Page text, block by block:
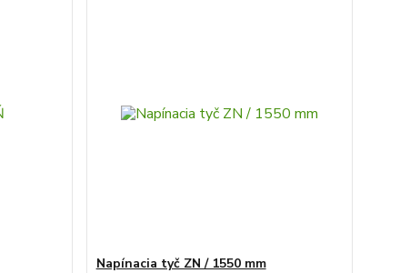
Napínacia tyč ZN / 1550 mm